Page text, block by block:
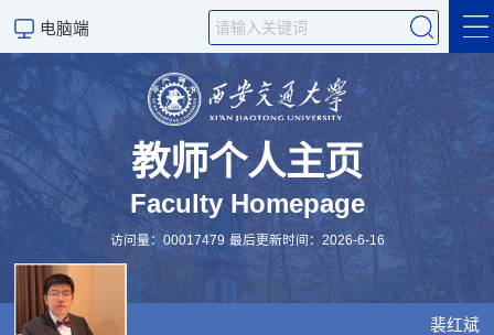
电脑端
个人简介
论文/Publication
研究组/Group
科研项目
教师个人主页
Faculty Homepage
访问量：00017479 最后更新时间：2026-6-16
裴红斌